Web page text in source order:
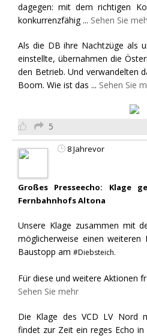
dagegen: mit dem richtigen
konkurrenzfähig ... Sehen Sie
Als die DB ihre Nachtzüge als
einstellte, übernahmen die
den Betrieb. Und verwandelten
Boom. Wie ist das ... Sehen Sie
5
8 Jahrevor
Großes Presseecho: Klage
Fernbahnhofs Altona
Unsere Klage zusammen mit
möglicherweise einen weiteren
Baustopp am #Diebsteich.
Für diese und weitere Aktionen
Sehen Sie mehr
Die Klage des VCD LV Nord
findet zur Zeit ein reges Echo